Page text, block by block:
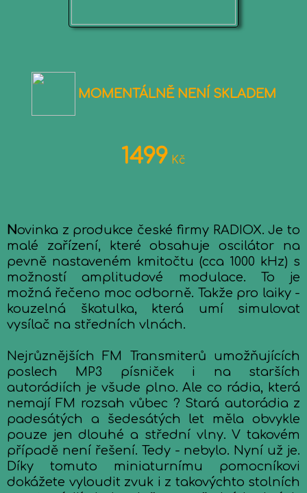
MOMENTÁLNĚ NENÍ SKLADEM
1499 Kč
Novinka z produkce české firmy RADIOX. Je to
malé zařízení, které obsahuje oscilátor na
pevně nastaveném kmitočtu (cca 1000 kHz) s
možností amplitudové modulace. To je
možná řečeno moc odborně. Takže pro laiky -
kouzelná škatulka, která umí simulovat
vysílač na středních vlnách.
Nejrůznějších FM Transmiterů umožňujících
poslech MP3 písniček i na starších
autorádiích je všude plno. Ale co rádia, která
nemají FM rozsah vůbec ? Stará autorádia z
padesátých a šedesátých let měla obvykle
pouze jen dlouhé a střední vlny. V takovém
případě není řešení. Tedy - nebylo. Nyní už je.
Díky tomuto miniaturnímu pomocníkovi
dokážete vyloudit zvuk i z takovýchto stolních